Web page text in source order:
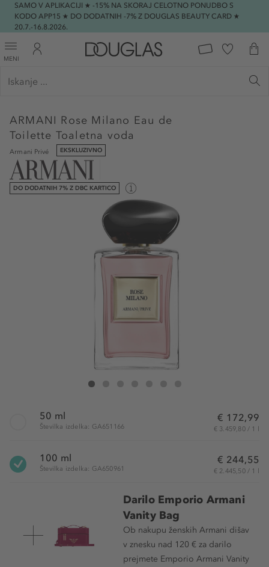
SAMO V APLIKACIJI ★ -15% NA SKORAJ CELOTNO PONUDBO S
KODO APP15 ★ DO DODATNIH -7% Z DOUGLAS BEAUTY CARD ★
20.7.-16.8.2026.
MENI
ARMANI Rose Milano Eau de
Toilette Toaletna voda
Armani Privé EKSKLUZIVNO
DO DODATNIH 7% Z DBC KARTICO
ARMANI Rose Milano Eau de Toilette
50 ml
Številka izdelka: GA651166
€ 172,99
€ 3.459,80 / 1 l
100 ml
Številka izdelka: GA650961
€ 244,55
€ 2.445,50 / 1 l
Darilo Emporio Armani
Vanity Bag
Ob nakupu ženskih Armani dišav
v znesku nad 120 € za darilo
prejmete Emporio Armani Vanity